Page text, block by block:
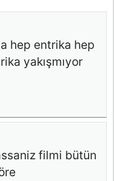
hep entrika hep
yakışmıyor
filmi bütün